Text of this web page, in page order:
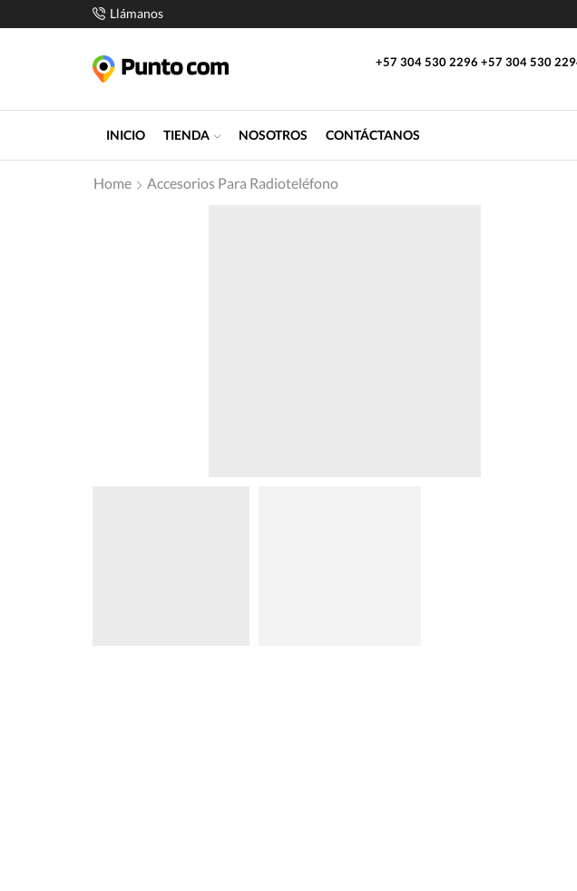
Llámanos
+57 304 530 2296 +57 304 530
INICIO TIENDA NOSOTROS CONTÁCTANOS
Home Accesorios Para Radioteléfono